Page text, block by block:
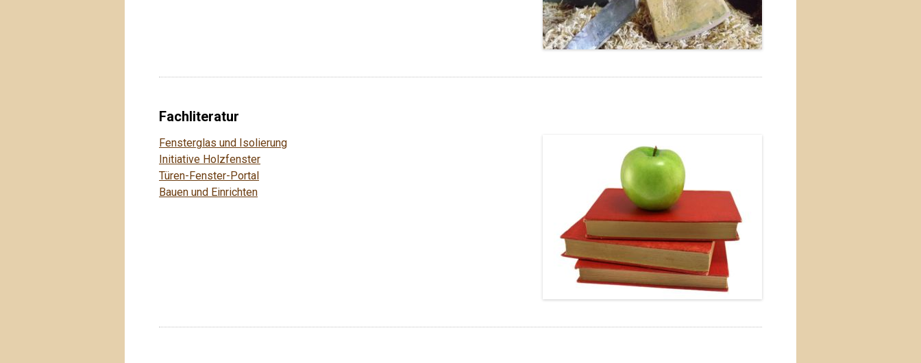
Fachliteratur
Fensterglas und Isolierung
Initiative Holzfenster
Türen-Fenster-Portal
Bauen und Einrichten